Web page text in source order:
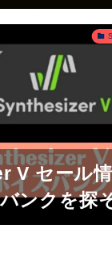
V セール
ンクを探